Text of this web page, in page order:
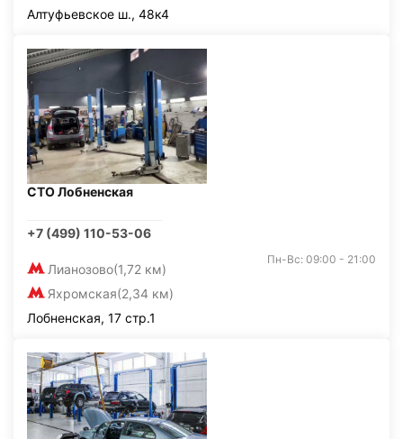
Алтуфьевское ш., 48к4
СТО Лобненская
+7 (499) 110-53-06
Лианозово(1,72 км)
Яхромская(2,34 км)
Пн-Вс: 09:00 - 21:00
Лобненская, 17 стр.1